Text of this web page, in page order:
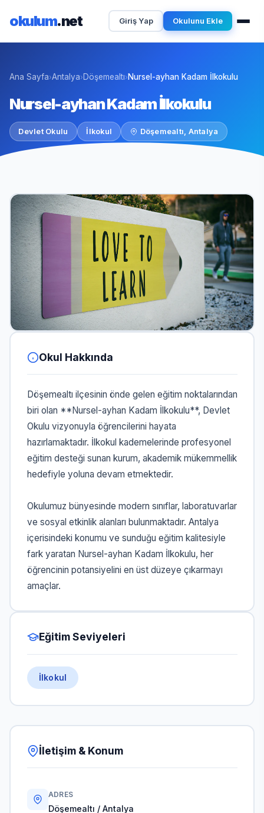
okulum.net Giriş Yap Okulunu Ekle
Ana Sayfa›Antalya› Döşemealtı› Nursel-ayhan Kadam İlkokulu
Nursel-ayhan Kadam İlkokulu
Devlet Okulu İlkokul Döşemealtı, Antalya
Okul Hakkında
Döşemealtı ilçesinin önde gelen eğitim noktalarından
biri olan **Nursel-ayhan Kadam İlkokulu**, Devlet
Okulu vizyonuyla öğrencilerini hayata
hazırlamaktadır. İlkokul kademelerinde profesyonel
eğitim desteği sunan kurum, akademik mükemmellik
hedefiyle yoluna devam etmektedir.
Okulumuz bünyesinde modern sınıflar, laboratuvarlar
ve sosyal etkinlik alanları bulunmaktadır. Antalya
içerisindeki konumu ve sunduğu eğitim kalitesiyle
fark yaratan Nursel-ayhan Kadam İlkokulu, her
öğrencinin potansiyelini en üst düzeye çıkarmayı
amaçlar.
Eğitim Seviyeleri
İlkokul
İletişim & Konum
ADRES
Döşemealtı / Antalya